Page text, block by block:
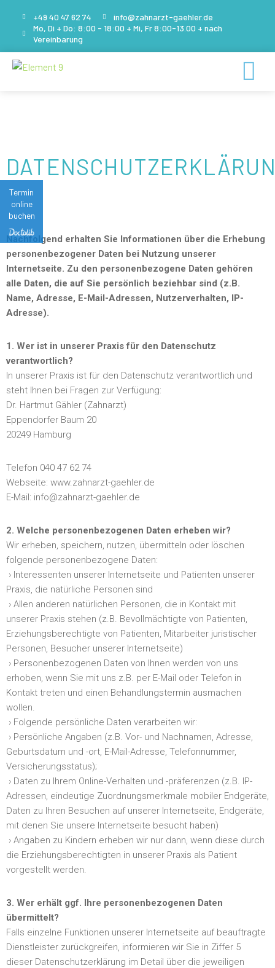
Termin
online
buchen
Zum
springen
+49 40 47 62 74
info@zahnarzt-gaehler.de
Mo, Di + Do: 8:00 - 18:00 + Mi, Fr 8:00-13.00 + nach
Vereinbarung
Nachfolgend erhalten Sie Informationen über die Erhebung
personenbezogener Daten bei Nutzung unserer
Internetseite. Zu den personenbezogene Daten gehören
alle Daten, die auf Sie persönlich beziehbar sind (z.B.
Name, Adresse, E-Mail-Adressen, Nutzerverhalten, IP-
Adresse).
1. Wer ist in unserer Praxis für den Datenschutz
verantwortlich?
In unserer Praxis ist für den Datenschutz verantwortlich und
steht Ihnen bei Fragen zur Verfügung:
Dr. Hartmut Gähler (Zahnarzt)
Eppendorfer Baum 20
20249 Hamburg
Telefon 040 47 62 74
Webseite: www.zahnarzt-gaehler.de
E-Mail: info@zahnarzt-gaehler.de
2. Welche personenbezogenen Daten erheben wir?
Wir erheben, speichern, nutzen, übermitteln oder löschen
folgende personenbezogene Daten:
› Interessenten unserer Internetseite und Patienten unserer
Praxis, die natürliche Personen sind
› Allen anderen natürlichen Personen, die in Kontakt mit
unserer Praxis stehen (z.B. Bevollmächtigte von Patienten,
Erziehungsberechtigte von Patienten, Mitarbeiter juristischer
Personen, Besucher unserer Internetseite)
› Personenbezogenen Daten von Ihnen werden von uns
erhoben, wenn Sie mit uns z.B. per E-Mail oder Telefon in
Kontakt treten und einen Behandlungstermin ausmachen
wollen.
› Folgende persönliche Daten verarbeiten wir:
› Persönliche Angaben (z.B. Vor- und Nachnamen, Adresse,
Geburtsdatum und -ort, E-Mail-Adresse, Telefonnummer,
Versicherungsstatus);
› Daten zu Ihrem Online-Verhalten und -präferenzen (z.B. IP-
Adressen, eindeutige Zuordnungsmerkmale mobiler Endgeräte,
Daten zu Ihren Besuchen auf unserer Internetseite, Endgeräte,
mit denen Sie unsere Internetseite besucht haben)
› Angaben zu Kindern erheben wir nur dann, wenn diese durch
die Erziehungsberechtigten in unserer Praxis als Patient
vorgestellt werden.
3. Wer erhält ggf. Ihre personenbezogenen Daten
übermittelt?
Falls einzelne Funktionen unserer Internetseite auf beauftragte
Dienstleister zurückgreifen, informieren wir Sie in Ziffer 5
dieser Datenschutzerklärung im Detail über die jeweiligen